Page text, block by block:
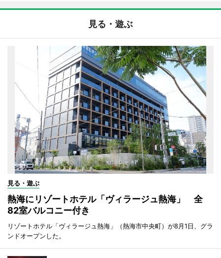
見る・遊ぶ
見る・遊ぶ
熱海にリゾートホテル「ヴィラージュ熱海」 全
82室バルコニー付き
リゾートホテル「ヴィラージュ熱海」（熱海市中央町）が8月1日、グラ
ンドオープンした。